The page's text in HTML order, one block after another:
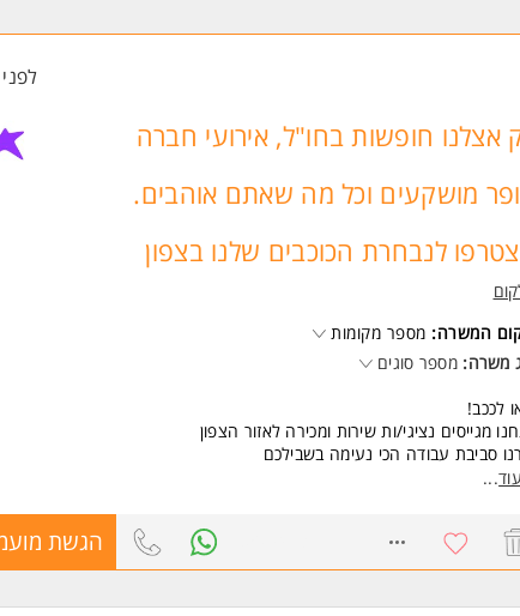
לפני 22 שעות
אצלנו חופשות בחו"ל, אירועי חברה
מושקעים וכל מה שאתם אוהבים.
לנבחרת הכוכבים שלנו בצפון
המשרה: מספר מקומות
משרה: מספר סוגים
לככב!
מגייסים נציגי/ות שירות ומכירה לאזור הצפון
סביבת עבודה הכי נעימה בשבילכם
שרואה אתכם בגובה העיניים,
שהופכים את היומיום בעבודה למפתיעה כל פעם מחדש
חופשות בחו"ל, אירועי חברה סופר מושקעים וכל מה שאתם אוהבים.
עוד...
הגשת